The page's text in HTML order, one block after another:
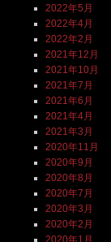
2022年5月
2022年4月
2022年2月
2021年12月
2021年10月
2021年7月
2021年6月
2021年4月
2021年3月
2020年11月
2020年9月
2020年8月
2020年7月
2020年3月
2020年2月